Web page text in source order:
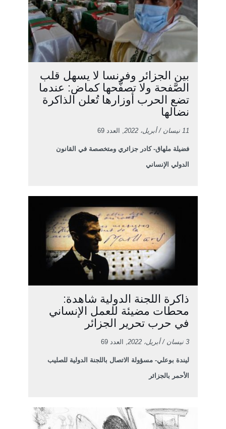
بين الجزائر وفرنسا لا يسهل قلب
الصَّفحة ولا تصفُّحها كماض: عندما
تضع الحرب أوزارها تُعلن الذاكرة
نضالها
11 نيسان / أبريل، 2022 , العدد 69
فضيلة ملهاق- كادر جزائري ومتخصصة في القانون
الدولي الإنساني
ذاكرة اللجنة الدولية شاهدة:
محطات مضيئة للعمل الإنساني
في حرب تحرير الجزائر
3 نيسان / أبريل، 2022 , العدد 69
ليندة بوعلي- مسؤولة الاتصال باللجنة الدولية للصليب
الأحمر بالجزائر